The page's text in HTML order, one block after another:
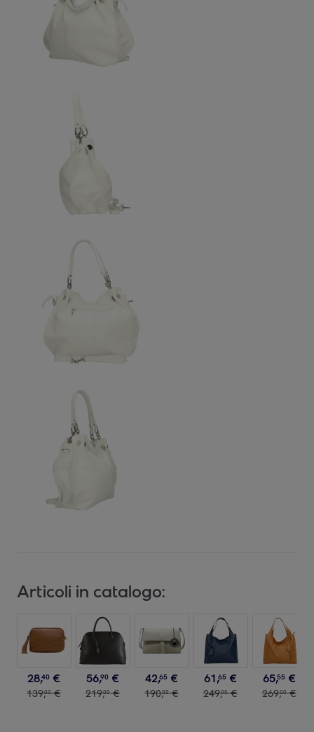
Articoli in catalogo:
28,40 €
139,00 €
56,90 €
219,00 €
42,65 €
190,00 €
61,65 €
249,00 €
65,55 €
269,00 €